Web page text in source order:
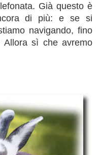
Già questo è
di più: e se si
navigando, fino
sì che avremo